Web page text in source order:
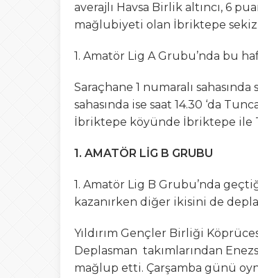
averajlı Havsa Birlik altıncı, 6
mağlubiyeti olan İbriktepe
1. Amatör Lig A Grubu’nda bu
Saraçhane 1 numaralı sahasında
sahasında ise saat 14.30 ‘da
İbriktepe köyünde İbriktepe ile
1. AMATÖR LİG B GRUBU
1. Amatör Lig B Grubu’nda
kazanırken diğer ikisini de
Yıldırım Gençler Birliği
Deplasman takımlarından
mağlup etti. Çarşamba günü